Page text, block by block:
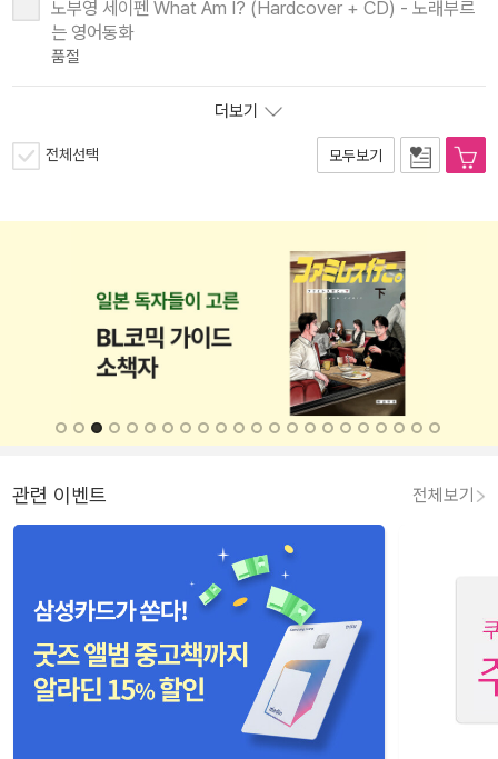
노부영 세이펜 What Am I? (Hardcover + CD) - 노래부르
는 영어동화
품절
더보기
전체선택 모두보기
관련 이벤트 전체보기